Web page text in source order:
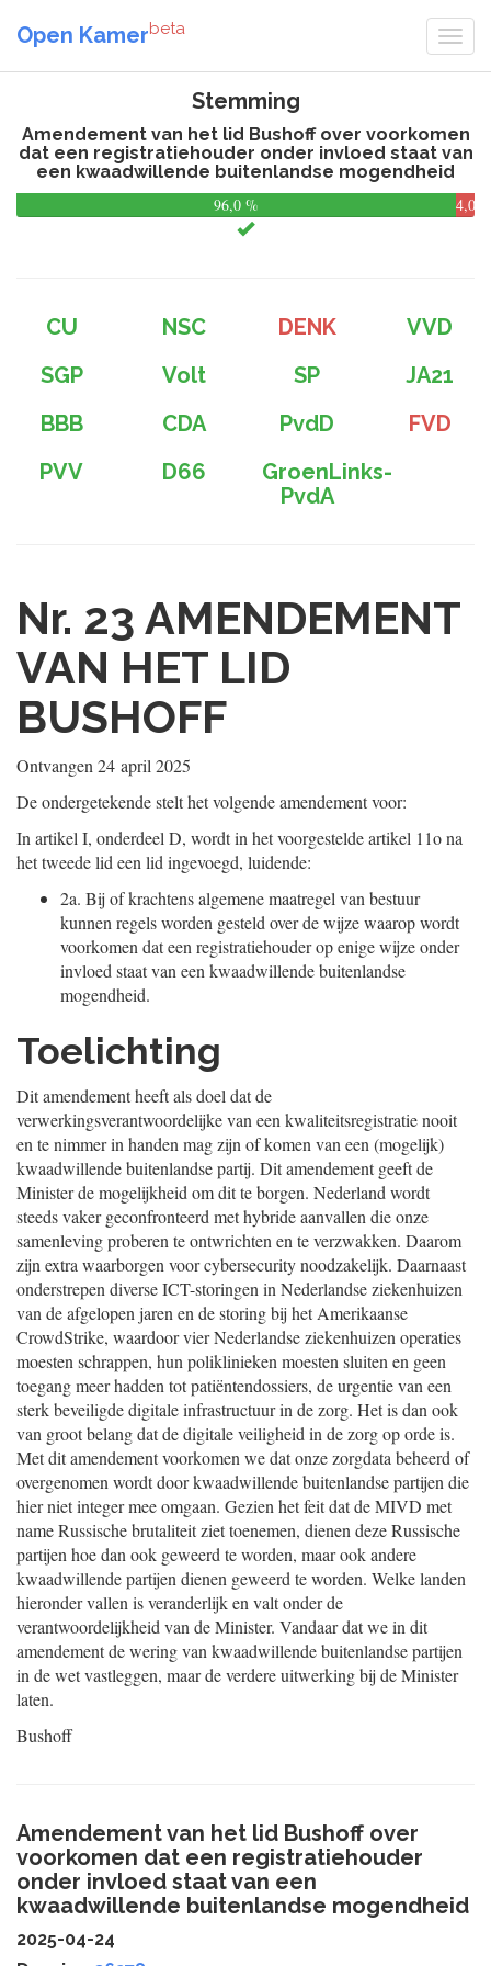
Open Kamerbeta
Stemming
Amendement van het lid Bushoff over voorkomen
dat een registratiehouder onder invloed staat van
een kwaadwillende buitenlandse mogendheid
96,0 %
4,0
CU NSC DENK
VVD
SGP
Volt SP
JA21
BBB
CDA PvdD
FVD
PVV
D66
GroenLinks-
PvdA
Nr. 23 AMENDEMENT
VAN HET LID
BUSHOFF
Ontvangen 24 april 2025
De ondergetekende stelt het volgende amendement voor:
In artikel I, onderdeel D, wordt in het voorgestelde artikel 11o na
het tweede lid een lid ingevoegd, luidende:
2a. Bij of krachtens algemene maatregel van bestuur
kunnen regels worden gesteld over de wijze waarop wordt
voorkomen dat een registratiehouder op enige wijze onder
invloed staat van een kwaadwillende buitenlandse
mogendheid.
Toelichting
Dit amendement heeft als doel dat de
verwerkingsverantwoordelijke van een kwaliteitsregistratie nooit
en te nimmer in handen mag zijn of komen van een (mogelijk)
kwaadwillende buitenlandse partij. Dit amendement geeft de
Minister de mogelijkheid om dit te borgen. Nederland wordt
steeds vaker geconfronteerd met hybride aanvallen die onze
samenleving proberen te ontwrichten en te verzwakken. Daarom
zijn extra waarborgen voor cybersecurity noodzakelijk. Daarnaast
onderstrepen diverse ICT-storingen in Nederlandse ziekenhuizen
van de afgelopen jaren en de storing bij het Amerikaanse
CrowdStrike, waardoor vier Nederlandse ziekenhuizen operaties
moesten schrappen, hun poliklinieken moesten sluiten en geen
toegang meer hadden tot patiëntendossiers, de urgentie van een
sterk beveiligde digitale infrastructuur in de zorg. Het is dan ook
van groot belang dat de digitale veiligheid in de zorg op orde is.
Met dit amendement voorkomen we dat onze zorgdata beheerd of
overgenomen wordt door kwaadwillende buitenlandse partijen die
hier niet integer mee omgaan. Gezien het feit dat de MIVD met
name Russische brutaliteit ziet toenemen, dienen deze Russische
partijen hoe dan ook geweerd te worden, maar ook andere
kwaadwillende partijen dienen geweerd te worden. Welke landen
hieronder vallen is veranderlijk en valt onder de
verantwoordelijkheid van de Minister. Vandaar dat we in dit
amendement de wering van kwaadwillende buitenlandse partijen
in dewet vastleggen, maar de verdere uitwerking bij de Minister
laten.
Bushoff
Amendement van het lid Bushoff over
voorkomen dat een registratiehouder
onder invloed staat van een
kwaadwillende buitenlandse mogendheid
2025-04-24